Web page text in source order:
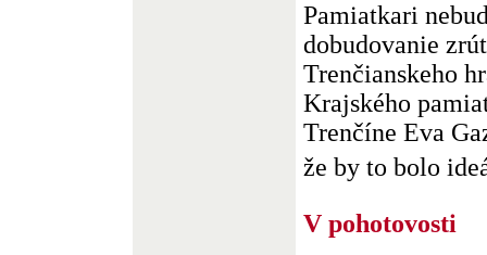
Pamiatkari
dobudovanie
Trenčianskeho
Krajského
Trenčíne Eva
že by to bolo
V pohotovosti